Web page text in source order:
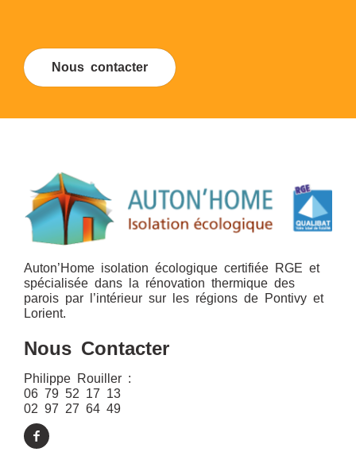
Nous contacter
Auton’Home isolation écologique certifiée RGE et
spécialisée dans la rénovation thermique des
parois par l’intérieur sur les régions de Pontivy et
Lorient.
Nous Contacter
Philippe Rouiller :
06 79 52 17 13
02 97 27 64 49